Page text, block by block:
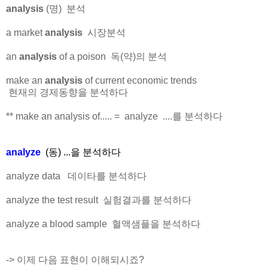
analysis (명) 분석
a marketanalysis 시장분석
an analysis of a poison 독(약)의 분석
make an analysis of current economic trends
현재의 경제동향을 분석하다
** make an analysis of..... = analyze ....를 분석하다
analyze (동) ...을 분석하다
analyze data 데이타를 분석하다
analyze the test result 실험결과를 분석하다
analyze a blood sample 혈액샘플을 분석하다
-> 이제 다음 표현이 이해되시죠?